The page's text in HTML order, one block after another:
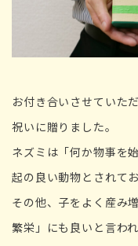
お付き合いさせていた
祝いに贈りました。
ネズミは「何か物事を
起の良い動物とされて
その他、子をよく産み
繁栄」にも良いと言われ